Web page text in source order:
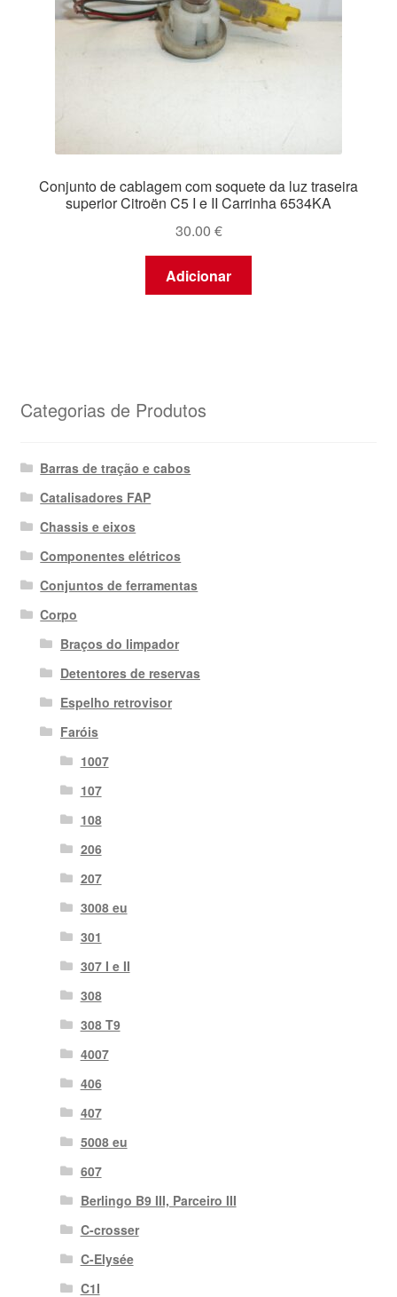
Conjunto de cablagem com soquete da luz traseira
superior Citroën C5 I e II Carrinha 6534KA
30.00 €
Adicionar
Categorias de Produtos
Barras de tração e cabos
Catalisadores FAP
Chassis e eixos
Componentes elétricos
Conjuntos de ferramentas
Corpo
Braços do limpador
Detentores de reservas
Espelho retrovisor
Faróis
1007
107
108
206
207
3008 eu
301
307 I e II
308
308 T9
4007
406
407
5008 eu
607
Berlingo B9 III, Parceiro III
C-crosser
C-Elysée
C1I